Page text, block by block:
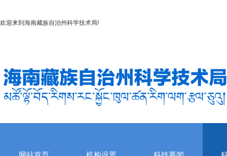
欢迎来到 海南藏族自治州科学技术局!